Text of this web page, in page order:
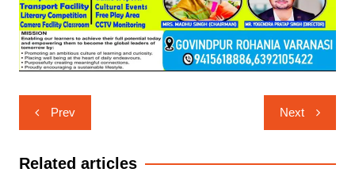
Post
navigation
Prev Next
Related articles